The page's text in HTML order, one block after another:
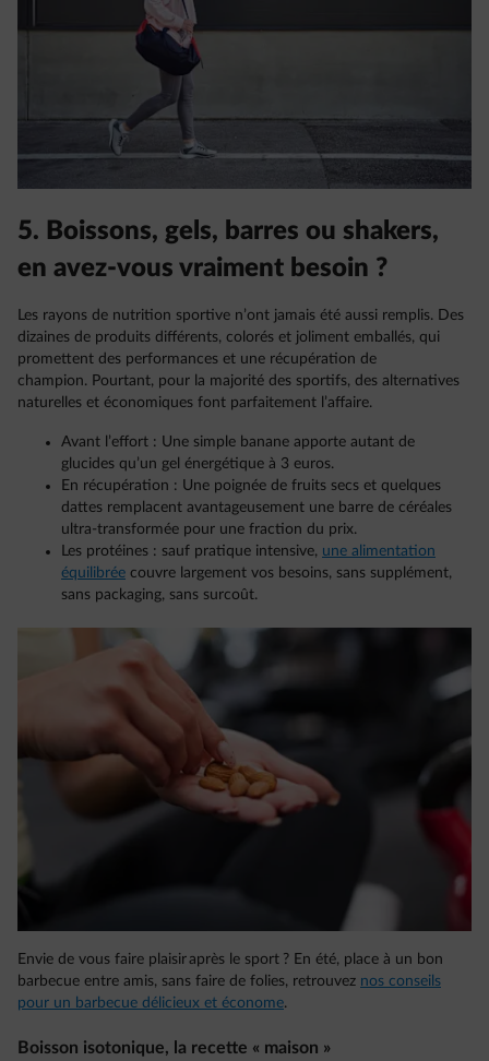
5. Boissons, gels, barres ou shakers,
en avez-vous vraiment besoin ?
Les rayons de nutrition sportive n’ont jamais été aussi remplis. Des
dizaines de produits différents, colorés et joliment emballés, qui
promettent des performances et une récupération de
champion. Pourtant, pour la majorité des sportifs, des alternatives
naturelles et économiques font parfaitement l’affaire.
Avant l’effort : Une simple banane apporte autant de
glucides qu’un gel énergétique à 3 euros.
En récupération : Une poignée de fruits secs et quelques
dattes remplacent avantageusement une barre de céréales
ultra-transformée pour une fraction du prix.
Les protéines : sauf pratique intensive, une alimentation
équilibrée couvre largement vos besoins, sans supplément,
sans packaging, sans surcoût.
Envie de vous faire plaisir après le sport ? En été, place à un bon
barbecue entre amis, sans faire de folies, retrouvez nos conseils
pour un barbecue délicieux et économe.
Boisson isotonique, la recette « maison »